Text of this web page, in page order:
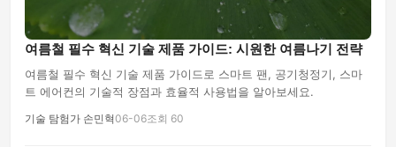
여름철 필수 혁신 기술 제품 가이드: 시원한 여름나기 전략
여름철 필수 혁신 기술 제품 가이드로 스마트 팬, 공기청정기, 스마
트 에어컨의 기술적 장점과 효율적 사용법을 알아보세요.
기술 탐험가 손민혁06-06조회 60